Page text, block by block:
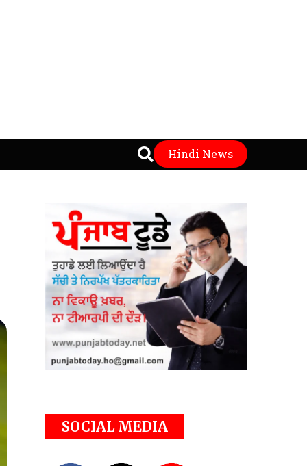
Hindi News
SOCIAL MEDIA